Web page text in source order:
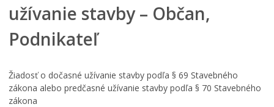
užívanie stavby – Občan,
Podnikateľ
Žiadosť o dočasné užívanie stavby podľa § 69 Stavebného
zákona alebo predčasné užívanie stavby podľa § 70 Stavebného
zákona